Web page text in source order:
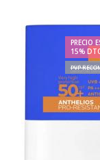
PRECIO
15%
PVP